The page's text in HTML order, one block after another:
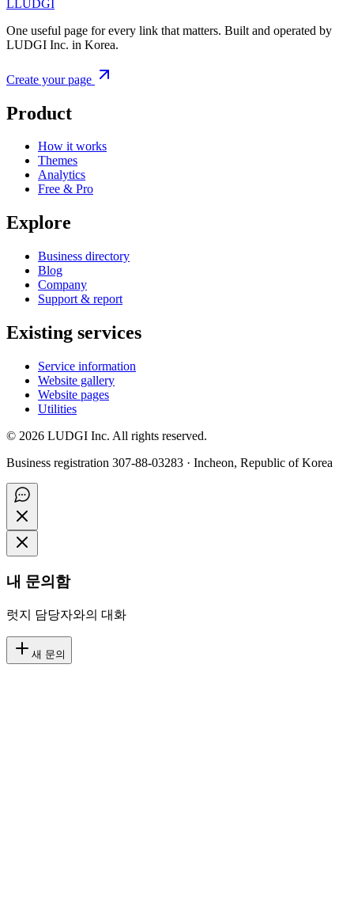
LLUDGI
One useful page for every link that matters. Built and operated by
LUDGI Inc. in Korea.
Create your page
Product
How it works
Themes
Analytics
Free & Pro
Explore
Business directory
Blog
Company
Support & report
Existing services
Service information
Website gallery
Website pages
Utilities
© 2026 LUDGI Inc. All rights reserved.
Business registration 307-88-03283 · Incheon, Republic of Korea
내 문의함
럿지 담당자와의 대화
새 문의